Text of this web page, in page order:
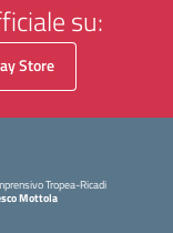
su:
Store
Tropea-Ricadi
Mottola
iniziale della scuola